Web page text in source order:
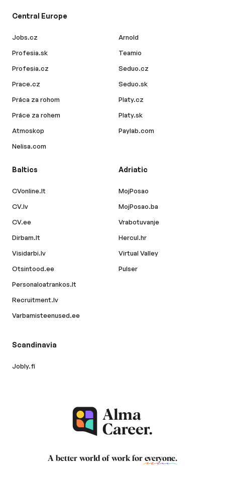
Central Europe
Jobs.cz
Profesia.sk
Profesia.cz
Prace.cz
Práca za rohom
Práce za rohem
Atmoskop
Nelisa.com
Arnold
Teamio
Seduo.cz
Seduo.sk
Platy.cz
Platy.sk
Paylab.com
Baltics
CVonline.lt
CV.lv
CV.ee
Dirbam.lt
Visidarbi.lv
Otsintood.ee
Personaloatrankos.lt
Recruitment.lv
Varbamisteenused.ee
Adriatic
MojPosao
MojPosao.ba
Vrabotuvanje
Hercul.hr
Virtual Valley
Pulser
Scandinavia
Jobly.fi
A better world of work for everyone.